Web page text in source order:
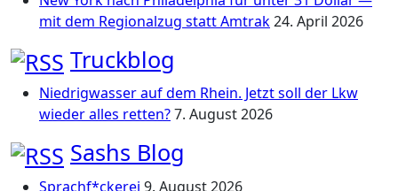
mit dem Regionalzug statt Amtrak24. April 2026
Truckblog
Niedrigwasser auf dem Rhein. Jetzt soll der Lkw
wieder alles retten?7. August 2026
Sashs Blog
Sprachf*ckerei 9. August 2026